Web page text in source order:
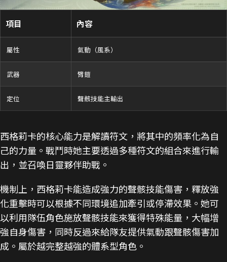
項目 內容
屬性 氣動（風系）
武器 臂鎧
定位 聲骸技能主輸出
西格莉卡的核心能力是解讀符文，將其中的頻率化為自
己的力量。戰鬥時她主要透過多種符文的組合來進行輸
出，並召喚日靈夥伴助戰。
機制上，西格莉卡能造成強力的聲骸技能傷害，釋放強
化重擊時可以根據不同環境追加牽引或停滯效果。她可
以利用隊伍角色施放聲骸技能來獲得特殊能量，大幅增
強自身傷害，同時反過來給隊友提供氣動跟聲骸傷害加
成。屬於越完整越強的體系型角色。